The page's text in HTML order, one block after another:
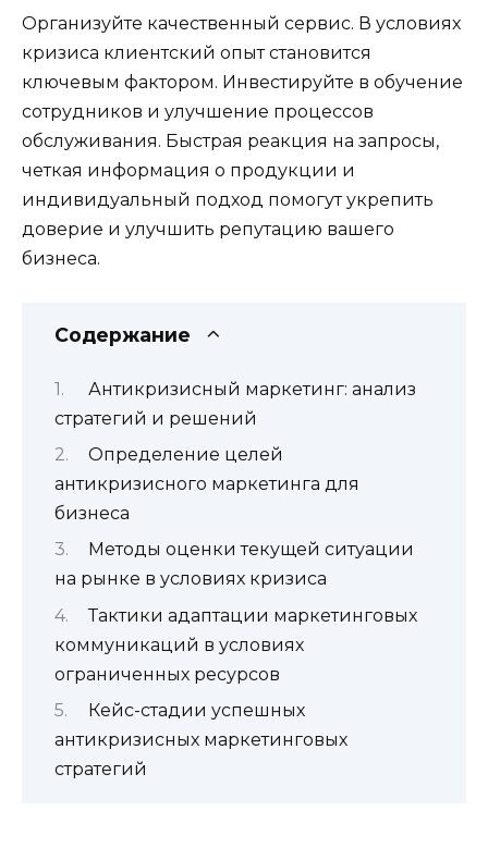
Организуйте качественный сервис. В условиях
кризиса клиентский опыт становится
ключевым фактором. Инвестируйте в обучение
сотрудников и улучшение процессов
обслуживания. Быстрая реакция на запросы,
четкая информация о продукции и
индивидуальный подход помогут укрепить
доверие и улучшить репутацию вашего
бизнеса.
Содержание
Антикризисный маркетинг: анализ
стратегий и решений
Определение целей
антикризисного маркетинга для
бизнеса
Методы оценки текущей ситуации
на рынке в условиях кризиса
Тактики адаптации маркетинговых
коммуникаций в условиях
ограниченных ресурсов
Кейс-стадии успешных
антикризисных маркетинговых
стратегий